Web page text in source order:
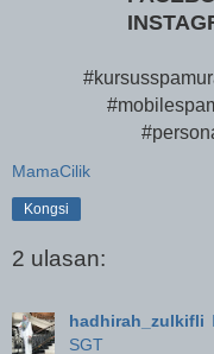
MamaCilik
Kongsi
2 ulasan:
hadhirah_zulkifli
SGT